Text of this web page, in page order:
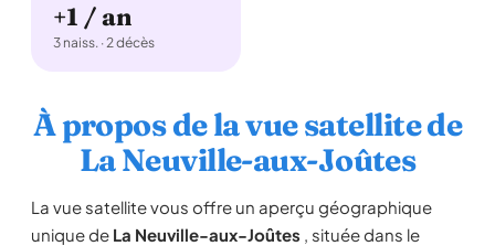
+1 / an
3 naiss. · 2 décès
À propos de la vue satellite de
La Neuville-aux-Joûtes
La vue satellite vous offre un aperçu géographique
unique de La Neuville-aux-Joûtes , située dans le